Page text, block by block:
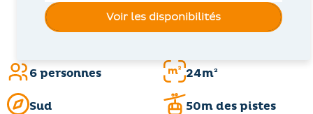
6 personnes 24m²
Sud 50m des pistes
Voir les disponibilités